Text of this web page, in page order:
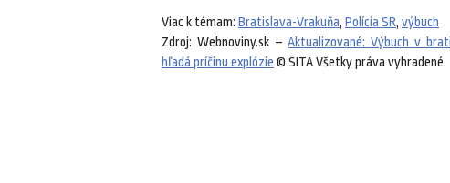
Viac k témam: Bratislava-Vrakuňa, Polícia SR, výbuch
Zdroj: Webnoviny.sk –Aktualizované: Výbuch v
hľadá príčinu explózie © SITA Všetky práva vyhradené.